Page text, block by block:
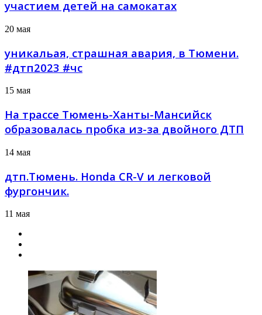
участием детей на самокатах
20 мая
уникальая, страшная авария, в Тюмени.
#дтп2023 #чс
15 мая
На трассе Тюмень-Ханты-Мансийск
образовалась пробка из-за двойного ДТП
14 мая
дтп.Тюмень. Honda CR-V и легковой
фургончик.
11 мая